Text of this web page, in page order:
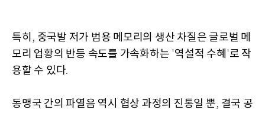
특히 , 중국발 저가 범용 메모리의 생산 차질은 글로벌 메
모리 업황의 반등 속도를 가속화하는 '역설적 수혜 '로 작
용할 수 있다.
동맹국 간의 파열음 역시 협상 과정의 진통일 뿐, 결국 공